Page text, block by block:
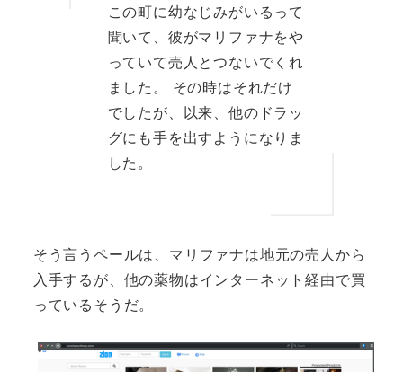
この町に幼なじみがいるって
聞いて、彼がマリファナをや
っていて売人とつないでくれ
ました。 その時はそれだけ
でしたが、以来、他のドラッ
グにも手を出すようになりま
した。
そう言うペールは、マリファナは地元の売人から
入手するが、他の薬物はインターネット経由で買
っているそうだ。